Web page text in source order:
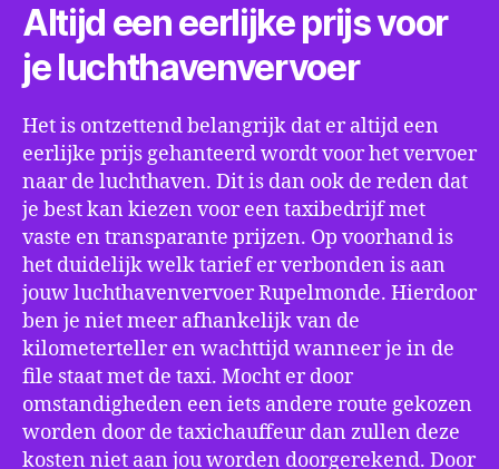
Altijd een eerlijke prijs voor
je luchthavenvervoer
Het is ontzettend belangrijk dat er altijd een
eerlijke prijs gehanteerd wordt voor het vervoer
naar de luchthaven. Dit is dan ook de reden dat
je best kan kiezen voor een taxibedrijf met
vaste en transparante prijzen. Op voorhand is
het duidelijk welk tarief er verbonden is aan
jouw luchthavenvervoer Rupelmonde. Hierdoor
ben je niet meer afhankelijk van de
kilometerteller en wachttijd wanneer je in de
file staat met de taxi. Mocht er door
omstandigheden een iets andere route gekozen
worden door de taxichauffeur dan zullen deze
kosten niet aan jou worden doorgerekend. Door